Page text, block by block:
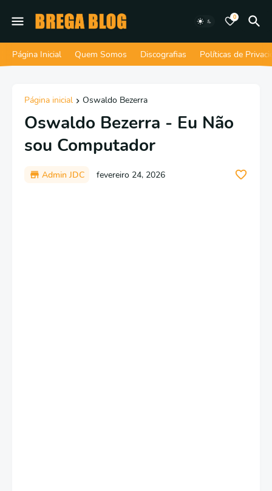
0
Página Inicial Quem Somos Discografias Políticas de
Página inicial Oswaldo Bezerra
Oswaldo Bezerra - Eu Não
sou Computador
Admin JDC fevereiro 24, 2026